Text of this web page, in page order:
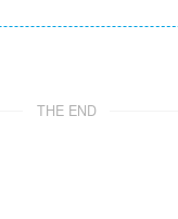
THE END